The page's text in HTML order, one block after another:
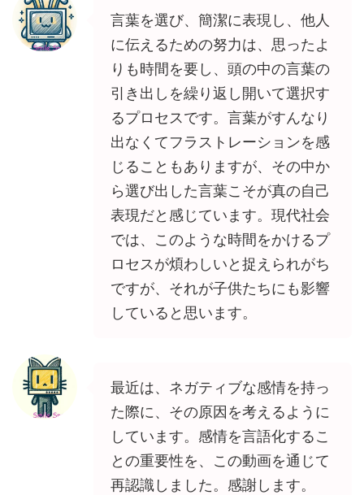
言葉を選び、簡潔に表現し、他人
に伝えるための努力は、思ったよ
りも時間を要し、頭の中の言葉の
引き出しを繰り返し開いて選択す
るプロセスです。言葉がすんなり
出なくてフラストレーションを感
じることもありますが、その中か
ら選び出した言葉こそが真の自己
表現だと感じています。現代社会
では、このような時間をかけるプ
ロセスが煩わしいと捉えられがち
ですが、それが子供たちにも影響
していると思います。
最近は、ネガティブな感情を持っ
た際に、その原因を考えるように
しています。感情を言語化するこ
との重要性を、この動画を通じて
再認識しました。感謝します。